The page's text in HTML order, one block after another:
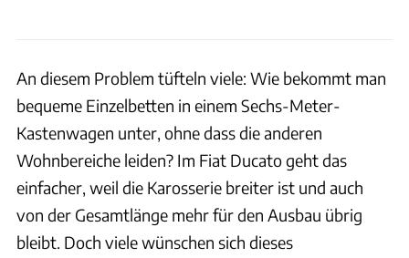
An diesem Problem tüfteln viele: Wie bekommt man
bequeme Einzelbetten in einem Sechs-Meter-
Kastenwagen unter, ohne dass die anderen
Wohnbereiche leiden? Im Fiat Ducato geht das
einfacher, weil die Karosserie breiter ist und auch
von der Gesamtlänge mehr für den Ausbau übrig
bleibt. Doch viele wünschen sich dieses